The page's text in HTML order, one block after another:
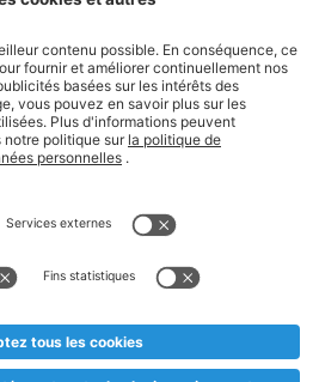
et mentions légales
temporairement et jusqu'à
bien étudié, nous serions
stock. Prix Recupel et TVA incl.
la forme masculine a été adoptée